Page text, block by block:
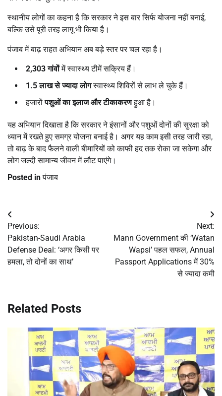
स्थानीय लोगों का कहना है कि सरकार ने इस बार सिर्फ योजना नहीं बनाई,
बल्कि उसे पूरी तरह लागू भी किया है।
पंजाब में बाढ़ राहत अभियान अब बड़े स्तर पर चल रहा है।
2,303गांवोंमें स्वास्थ्य टीमें सक्रिय हैं।
1.5लाख से ज्यादा लोगस्वास्थ्य शिविरों से लाभ ले चुके हैं।
हजारोंपशुओं का इलाज और टीकाकरणहुआ है।
यह अभियान दिखाता है कि सरकार ने इंसानों और पशुओं दोनों की सुरक्षा को
ध्यान में रखते हुए समग्र योजना बनाई है। अगर यह काम इसी तरह जारी रहा,
तो बाढ़ के बाद फैलने वाली बीमारियों को काफी हद तक रोका जा सकेगा और
लोग जल्दी सामान्य जीवन में लौट पाएंगे।
Posted inपंजाब
Post
navigation
Previous:
Pakistan-Saudi Arabia
Defense Deal: ‘अगर किसी पर
हमला, तो दोनों का साथ’
Next:
Mann Government की ‘Watan
Wapsi’ पहल सफल, Annual
Passport Applications में 30%
से ज्यादा कमी
Related Posts